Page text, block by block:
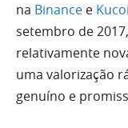
na Binance e
setembro de
relativamente
uma valorização
genuíno e